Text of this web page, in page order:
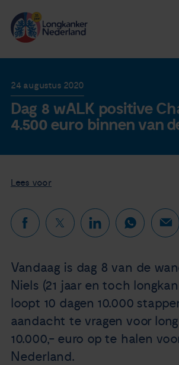
Nieuws
Agenda
Over ons
Longkanker
Leven met
Thymuskankers
Steun ons
24 augustus 2020
Dag 8 wALK positive
4.500 euro binnen van
Lees voor
Vandaag is dag 8 van de
Niels (21 jaar en toch
loopt 10 dagen 10.000
aandacht te vragen voor
10.000,- euro op te halen
Nederland.